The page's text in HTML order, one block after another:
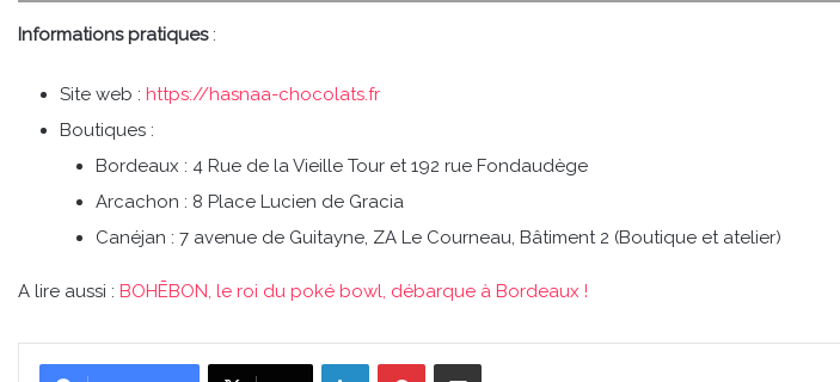
Informations pratiques:
Site web : https://hasnaa-chocolats.fr
Boutiques :
Bordeaux : 4 Rue de la Vieille Tour et 192 rue Fondaudège
Arcachon : 8 Place Lucien de Gracia
Canéjan : 7 avenue de Guitayne, ZA Le Courneau, Bâtiment 2 (Boutique et atelier)
A lire aussi : BOHĒBON, le roi du poké bowl, débarque à Bordeaux !
LinkedinPinterestPartager par email